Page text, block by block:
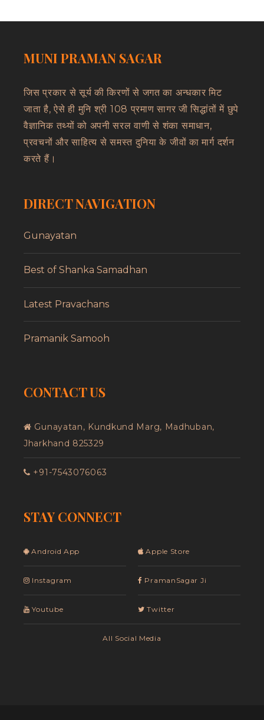
MUNI PRAMAN SAGAR
जिस प्रकार से सूर्य की किरणों से जगत का अन्धकार मिट
जाता है, ऐसे ही मुनि श्री 108 प्रमाण सागर जी सिद्धांतों में छुपे
वैज्ञानिक तथ्यों को अपनी सरल वाणी से शंका समाधान,
प्रवचनों और साहित्य से समस्त दुनिया के जीवों का मार्ग दर्शन
करते हैं।
DIRECT NAVIGATION
Gunayatan
Best of Shanka Samadhan
Latest Pravachans
Pramanik Samooh
CONTACT US
Gunayatan, Kundkund Marg, Madhuban,
Jharkhand 825329
+91-7543076063
STAY CONNECT
Android App
Instagram
Youtube
Apple Store
PramanSagar Ji
Twitter
All Social Media